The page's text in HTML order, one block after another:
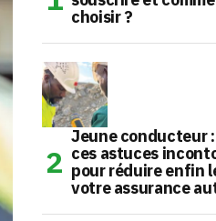
choisir ?
Jeune conducteur
ces astuces
pour réduire enfin
votre assurance